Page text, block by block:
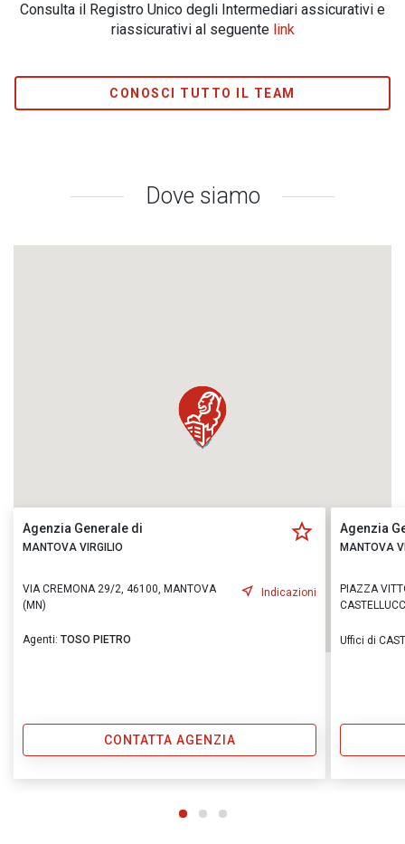
Consulta il Registro Unico degli Intermediari assicurativi e
riassicurativi al seguente link
CONOSCI TUTTO IL TEAM
Dove siamo
Agenzia Generale di
MANTOVA VIRGILIO
VIA CREMONA 29/2, 46100, MANTOVA
(MN)
Indicazioni
Agenti: TOSO PIETRO
CONTATTA AGENZIA
Agenzia
MANTOVA
PIAZZA
Uffici di